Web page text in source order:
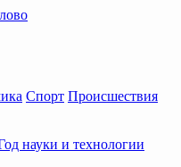
Спорт Происшествия
науки и технологии